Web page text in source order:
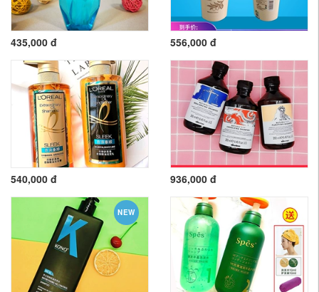
435,000 đ 556,000 đ
540,000 đ 936,000 đ
NEW